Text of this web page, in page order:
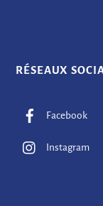
RÉSEAUX
Facebook
Instagram